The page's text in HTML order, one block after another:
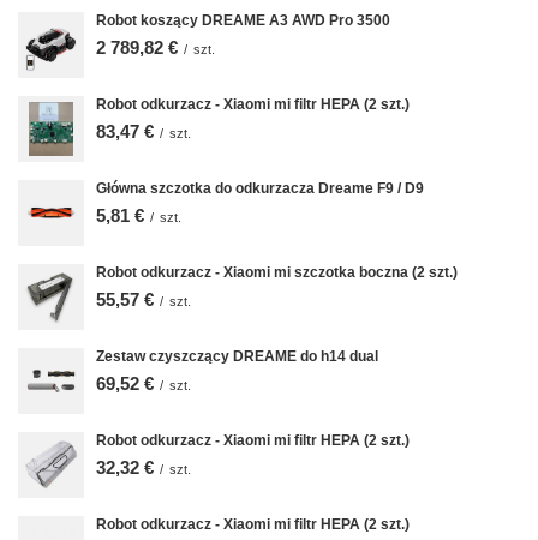
Robot koszący DREAME A3 AWD Pro 3500
2 789,82 € / szt.
Robot odkurzacz - Xiaomi mi filtr HEPA (2 szt.)
83,47 € / szt.
Główna szczotka do odkurzacza Dreame F9 / D9
5,81 € / szt.
Robot odkurzacz - Xiaomi mi szczotka boczna (2 szt.)
55,57 € / szt.
Zestaw czyszczący DREAME do h14 dual
69,52 € / szt.
Robot odkurzacz - Xiaomi mi filtr HEPA (2 szt.)
32,32 € / szt.
Robot odkurzacz - Xiaomi mi filtr HEPA (2 szt.)